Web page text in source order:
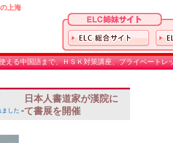
上海
える中国語まで、ＨＳＫ対策講座、プライベートレ
ました »
日本人書道家が漢院に
て書展を開催